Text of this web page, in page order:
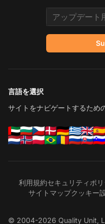
Email address
言語を選択
サイトをナビゲートするため
利用規約セキュリティポ
サイトマップクッキー
© 2004-2026 Quality Unit,